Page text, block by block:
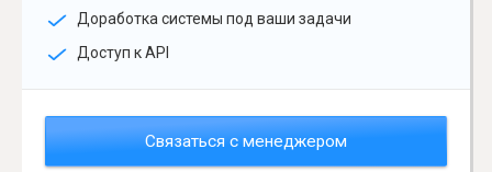
Доработка системы под ваши задачи
Доступ к API
Связаться с менеджером